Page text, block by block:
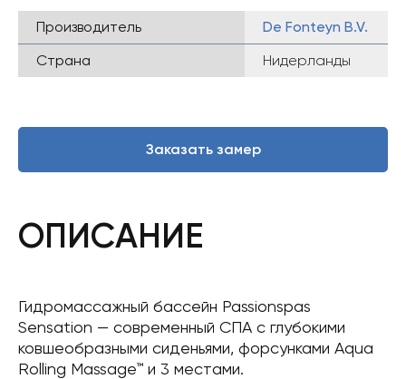
Производитель
De Fonteyn B.V.
Страна
Нидерланды
Заказать замер
ОПИСАНИЕ
Гидромассажный бассейн Passionspas
Sensation — современный СПА с глубокими
ковшеобразными сиденьями, форсунками Aqua
Rolling Massage™ и 3 местами.